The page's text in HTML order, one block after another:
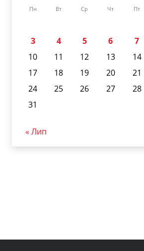
Пн Вт Ср Чт Пт
3
4 5 6 7
10
11 12 13 14
17
18 19 20 21
24
25 26 27 28
31
« Лип